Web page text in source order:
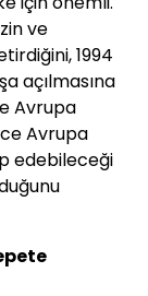
ve
1994
açılmasına
Avrupa
Avrupa
edebileceği